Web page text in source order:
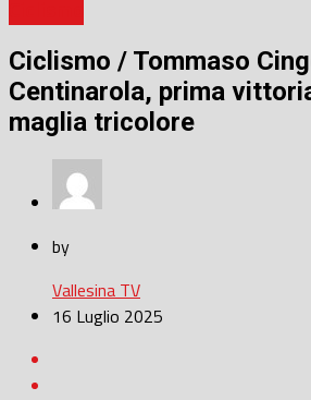
Ciclismo / Tommaso
Centinarola, prima
maglia tricolore
by
Vallesina TV
16 Luglio 2025